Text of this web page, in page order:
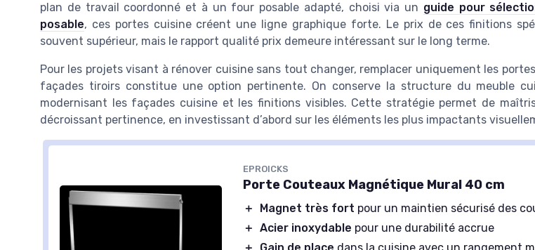
plan de travail coordonné et à un four posable adapté, choisi via un guide pour
posable, ces portes cuisine créent une ligne graphique forte. Le prix de ces finitions
souvent supérieur, mais le rapport qualité prix demeure intéressant sur le long terme.
Pour les projets visant à rénover cuisine sans tout changer, remplacer uniquement les
façades tiroirs constitue une option pertinente. On conserve la structure du meuble
modernisant les façades cuisine et les finitions visibles. Cette stratégie permet de
décroissant pertinence, en investissant d’abord sur les éléments les plus impactants
EPROICKS
Porte Couteaux Magnétique Mural 40 cm
＋ Magnet très fort pour un maintien sécurisé des
＋ Acier inoxydable pour une durabilité accrue